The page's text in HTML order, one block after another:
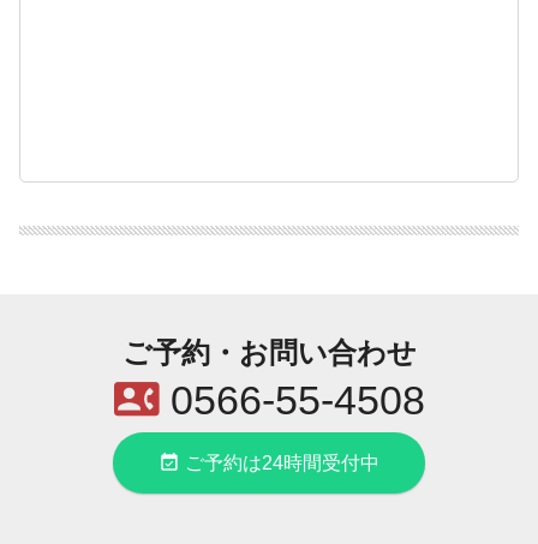
ご予約・お問い合わせ
contact_phone0566-55-4508
event_available ご予約は24時間受付中